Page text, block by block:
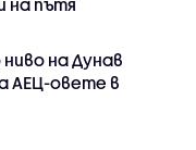
на Дунав
АЕЦ-овете в